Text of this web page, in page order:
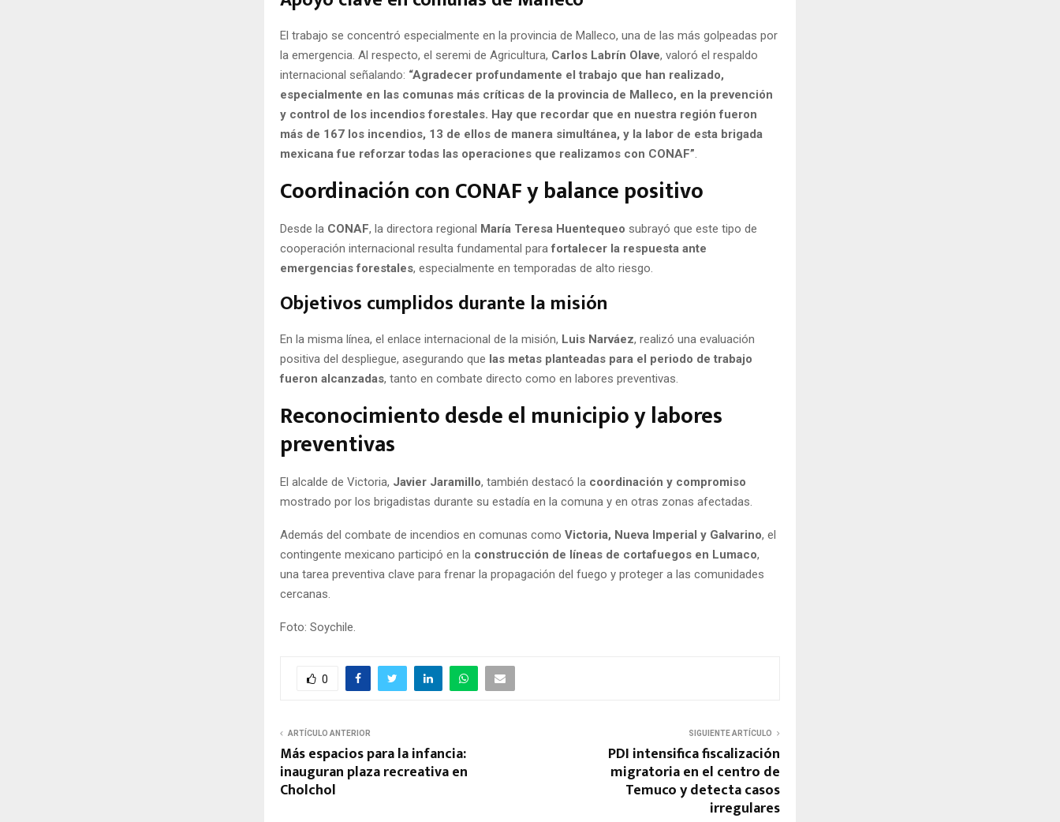
El trabajo se concentró especialmente en la provincia de Malleco, una de las más golpeadas por
la emergencia. Al respecto, el seremi de Agricultura, Carlos Labrín Olave, valoró el respaldo
internacional señalando: “Agradecer profundamente el trabajo que han realizado,
especialmente en las comunas más críticas de la provincia de Malleco, en la prevención
y control de los incendios forestales. Hay que recordar que en nuestra región fueron
más de 167 los incendios, 13 de ellos de manera simultánea, y la labor de esta brigada
mexicana fue reforzar todas las operaciones que realizamos con CONAF”.
Coordinación con CONAF y balance positivo
Desde la CONAF, la directora regional María Teresa Huentequeo subrayó que este tipo de
cooperación internacional resulta fundamental parafortalecer la respuesta ante
emergencias forestales, especialmente en temporadas de alto riesgo.
Objetivos cumplidos durante la misión
En la misma línea, el enlace internacional de la misión, Luis Narváez, realizó una evaluación
positiva del despliegue, asegurando que las metas planteadas para el periodo de trabajo
fueron alcanzadas, tanto en combate directo como en labores preventivas.
Reconocimiento desde el municipio y labores
preventivas
El alcalde de Victoria, Javier Jaramillo, también destacó la coordinación y compromiso
mostrado por los brigadistas durante su estadía en la comuna y en otras zonas afectadas.
Además del combate de incendios en comunas como Victoria, Nueva Imperial y Galvarino, el
contingente mexicano participó en la construcción de líneas de cortafuegos en Lumaco,
una tarea preventiva clave para frenar la propagación del fuego y proteger a las comunidades
cercanas.
Foto: Soychile.
0
ARTÍCULO ANTERIOR
Más espacios para la infancia:
inauguran plaza recreativa en
Cholchol
SIGUIENTE ARTÍCULO
PDI intensifica fiscalización
migratoria en el centro de
Temuco y detecta casos
irregulares